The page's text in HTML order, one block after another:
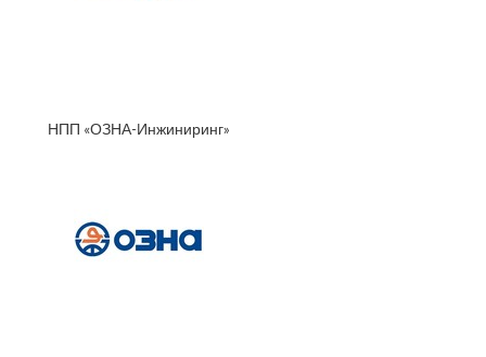
НПП «ОЗНА-Инжиниринг»